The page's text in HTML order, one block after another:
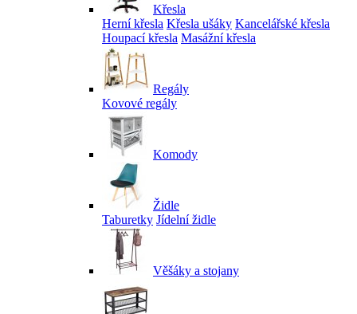
Křesla
Herní křesla Křesla ušáky Kancelářské křesla
Houpací křesla Masážní křesla
Regály
Kovové regály
Komody
Židle
Taburetky Jídelní židle
Věšáky a stojany